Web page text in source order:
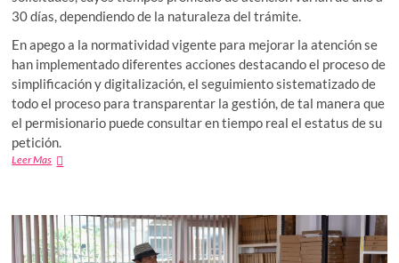
30 días, dependiendo de la naturaleza del trámite.
En apego a la normatividad vigente para mejorar la atención se
han implementado diferentes acciones destacando el proceso de
simplificación y digitalización, el seguimiento sistematizado de
todo el proceso para transparentar la gestión, de tal manera que
el permisionario puede consultar en tiempo real el estatus de su
petición.
Leer MasLa
gestionar
todo
tipo